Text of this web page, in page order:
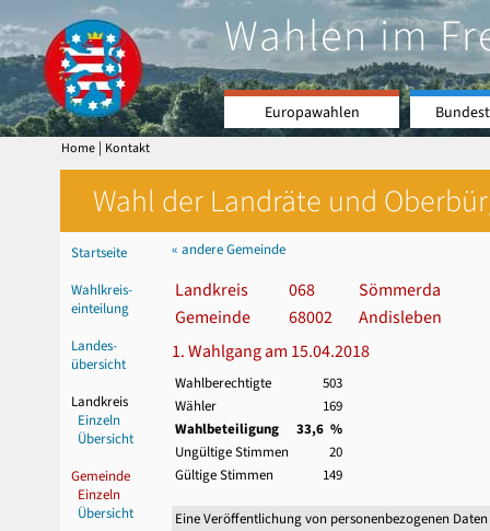
Wahlen im
Europawahlen
Home | Kontakt
Wahl der Landräte und
Startseite
Wahlkreis-
einteilung
Landes-
übersicht
Landkreis
Einzeln
Übersicht
Gemeinde
Einzeln
Übersicht
« andere Gemeinde
Landkreis 068
Sömmerda
Gemeinde
68002
Andisleben
1. Wahlgang am 15.04.2018
Wahlberechtigte
503
Wähler
169
Wahlbeteiligung
33,6 %
Ungültige Stimmen
20
Gültige Stimmen
149
Eine Veröffentlichung von personenbezogenen